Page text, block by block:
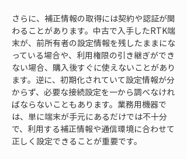
さらに、補正情報の取得には契約や認証が関
わることがあります。中古で入手したRTK端
末が、前所有者の設定情報を残したままにな
っている場合や、利用権限の引き継ぎができ
ない場合、購入後すぐに使えないことがあり
ます。逆に、初期化されていて設定情報が分
からず、必要な接続設定を一から調べなけれ
ばならないこともあります。業務用機器で
は、単に端末が手元にあるだけでは不十分
で、利用する補正情報や通信環境に合わせて
正しく設定できることが重要です。